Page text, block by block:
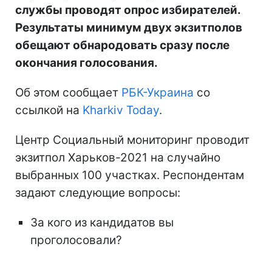
службы проводят опрос избирателей.
Результаты минимум двух экзитполов
обещают обнародовать сразу после
окончания голосования.
Об этом сообщает РБК-Украина со
ссылкой на Kharkiv Today.
Центр Социальный мониторинг проводит
экзитпол Харьков-2021 на случайно
выбранных 100 участках. Респондентам
задают следующие вопросы:
За кого из кандидатов вы
проголосовали?